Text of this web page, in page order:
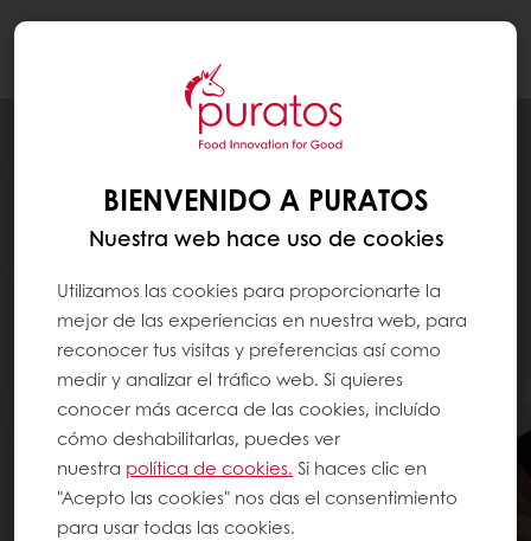
BIENVENIDO A PURATOS
Nuestra web hace uso de cookies
Utilizamos las cookies para proporcionarte la
mejor de las experiencias en nuestra web, para
reconocer tus visitas y preferencias así como
medir y analizar el tráfico web. Si quieres
conocer más acerca de las cookies, incluído
cómo deshabilitarlas, puedes ver
nuestra política de cookies. Si haces clic en
"Acepto las cookies" nos das el consentimiento
para usar todas las cookies.